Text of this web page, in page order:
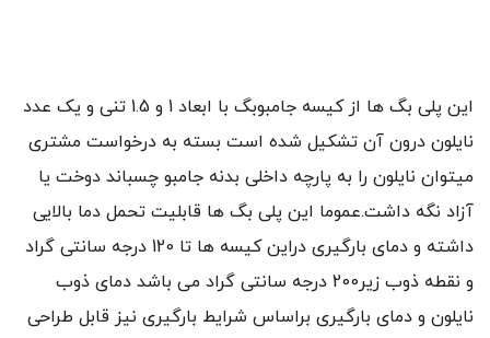
این پلی بگ ها از کیسه جامبوبگ با ابعاد 1 و 1.5 تنی و یک عدد
نایلون درون آن تشکیل شده است بسته به درخواست مشتری
میتوان نایلون را به پارچه داخلی بدنه جامبو چسباند دوخت یا
آزاد نگه داشت.عموما این پلی بگ ها قابلیت تحمل دما بالایی
داشته و دمای بارگیری دراین کیسه ها تا 120 درجه سانتی گراد
و نقطه ذوب زیر200 درجه سانتی گراد می باشد دمای ذوب
نایلون و دمای بارگیری براساس شرایط بارگیری نیز قابل طراحی